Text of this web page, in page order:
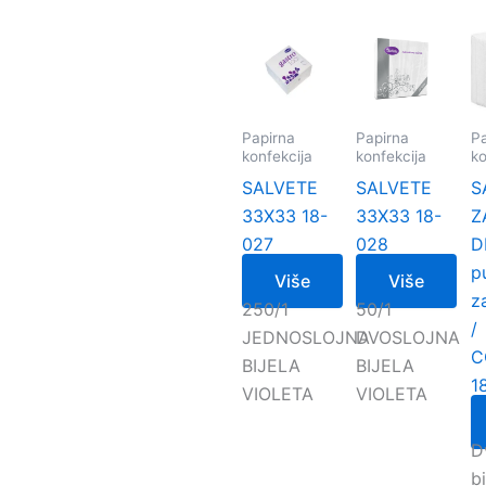
Papirna
konfekcija
SALVETE
33X33 18-
027
Više
250/1
JEDNOSLOJNA
BIJELA
VIOLETA
Papirna
konfekcija
SALVETE
33X33 18-
028
Više
50/1
DVOSLOJNA
BIJELA
VIOLETA
/